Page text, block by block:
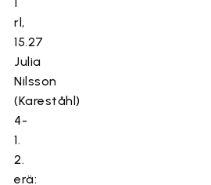
rl,
15.27
Julia
Nilsson
(Kareståhl)
4-
1.
2.
erä: